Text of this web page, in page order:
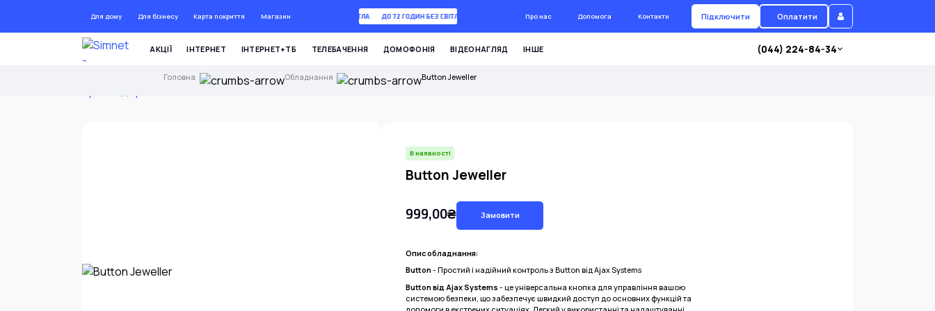
Для дому Для бізнесу Карта покриття МагазинДО 72 ГОДИН БЕЗ СВІТЛА ДО 72 ГОДИН БЕЗ СВІТЛА Про нас Допомога Контакти Підключити Оплатити
АКЦІЇ ІНТЕРНЕТ ІНТЕРНЕТ+ТБ ТЕЛЕБАЧЕННЯ ДОМОФОНІЯ ВІДЕОНАГЛЯД ІНШЕ (044) 224-84-34
Головна Обладнання Button Jeweller
В наявності
Button Jeweller
999,00₴ Замовити
Опис обладнання:
Button- Простий і надійний контроль з Button від Ajax Systems
Button від Ajax Systems - це універсальна кнопка для управління вашою
системою безпеки, що забезпечує швидкий доступ до основних функцій та